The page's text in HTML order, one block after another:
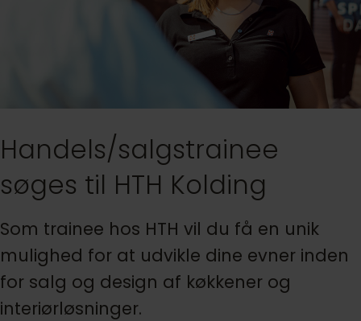
Handels/salgstrainee
søges til HTH Kolding
Som trainee hos HTH vil du få en unik
mulighed for at udvikle dine evner inden
for salg og design af køkkener og
interiørløsninger.